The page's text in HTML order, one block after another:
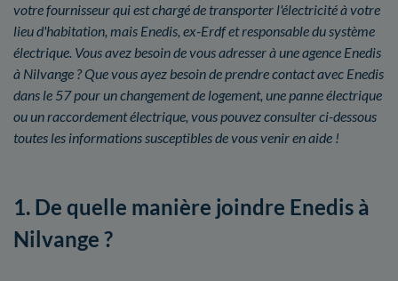
votre fournisseur qui est chargé de transporter l'électricité à votre
lieu d'habitation, mais Enedis, ex-Erdf et responsable du système
électrique. Vous avez besoin de vous adresser à une agence Enedis
à Nilvange ? Que vous ayez besoin de prendre contact avec Enedis
dans le 57 pour un changement de logement, une panne électrique
ou un raccordement électrique, vous pouvez consulter ci-dessous
toutes les informations susceptibles de vous venir en aide !
1. De quelle manière joindre Enedis à
Nilvange ?